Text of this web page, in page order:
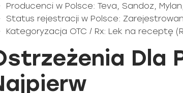
Producenci w Polsce: Teva, Sandoz,
Status rejestracji w Polsce:
Kategoryzacja OTC / Rx: Lek na receptę
Dla